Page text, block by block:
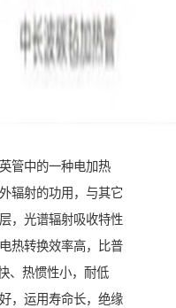
管中的一种电加热
辐射的功用，与其它
，光谱辐射吸收特性
热转换效率高，比普
、热惯性小，耐低
，运用寿命长，绝缘